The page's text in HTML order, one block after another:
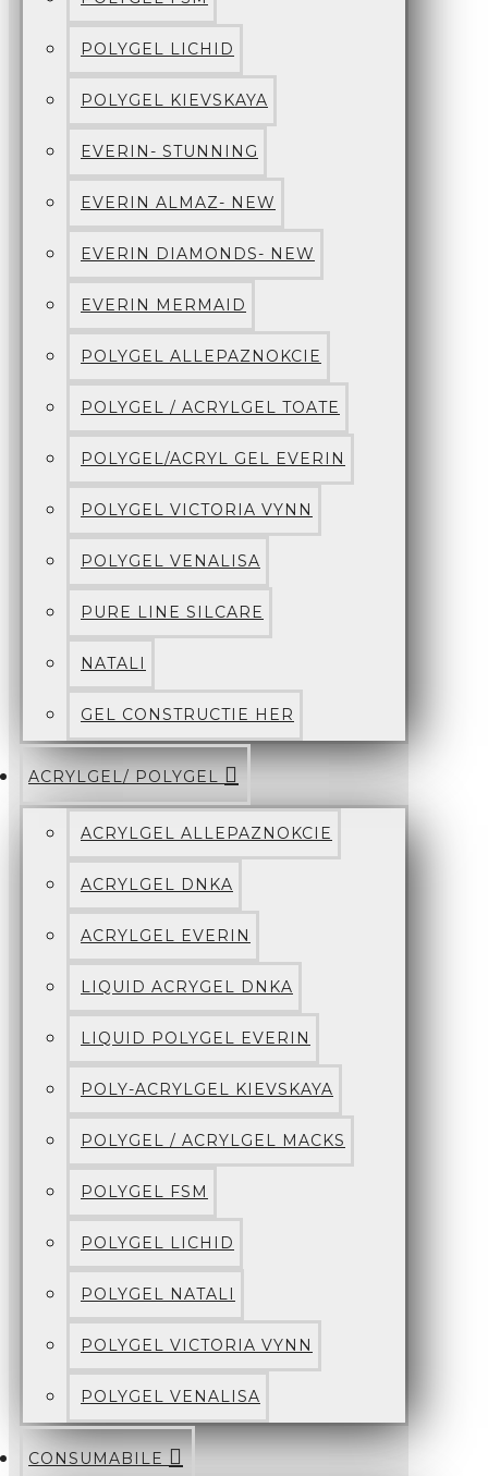
POLYGEL LICHID
POLYGEL KIEVSKAYA
EVERIN- STUNNING
EVERIN ALMAZ- NEW
EVERIN DIAMONDS- NEW
EVERIN MERMAID
POLYGEL ALLEPAZNOKCIE
POLYGEL / ACRYLGEL TOATE
POLYGEL/ACRYL GEL EVERIN
POLYGEL VICTORIA VYNN
POLYGEL VENALISA
PURE LINE SILCARE
NATALI
GEL CONSTRUCTIE HER
ACRYLGEL/ POLYGEL
ACRYLGEL ALLEPAZNOKCIE
ACRYLGEL DNKA
ACRYLGEL EVERIN
LIQUID ACRYGEL DNKA
LIQUID POLYGEL EVERIN
POLY-ACRYLGEL KIEVSKAYA
POLYGEL / ACRYLGEL MACKS
POLYGEL FSM
POLYGEL LICHID
POLYGEL NATALI
POLYGEL VICTORIA VYNN
POLYGEL VENALISA
CONSUMABILE